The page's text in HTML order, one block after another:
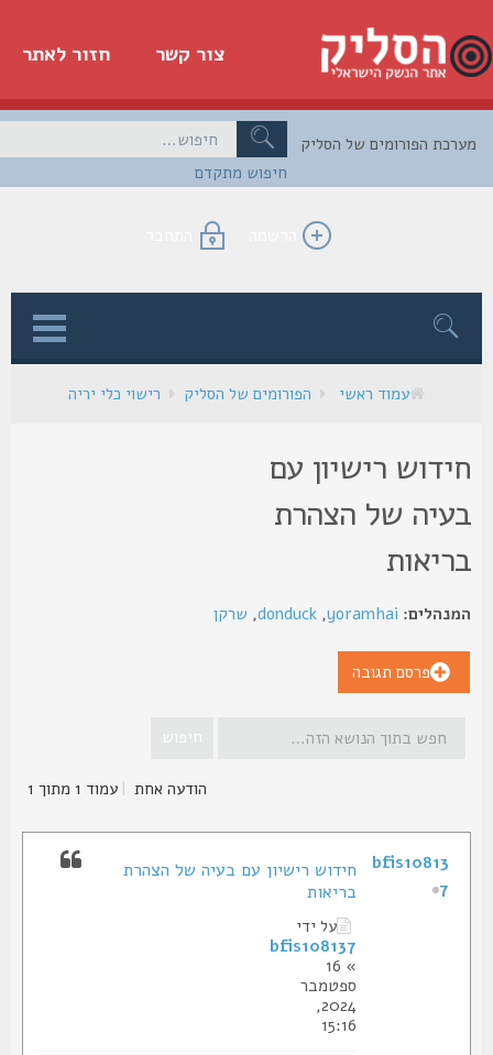
חזור לאתר צור קשר
חיפוש מתקדם
הפורומים של הסליק
הרשמה התחבר
עמוד ראשי הפורומים של הסליק רישוי כלי יריה
רישיון עם
של הצהרת
yoramhai
,
donduck
,שרקן
פרסם תגובה
הודעה אחת |עמוד1מתוך1
חידוש רישיון עם בעיה של הצהרת
בריאות
על ידי
bfis108137
ספטמבר
2024,
15:16
bfis10813